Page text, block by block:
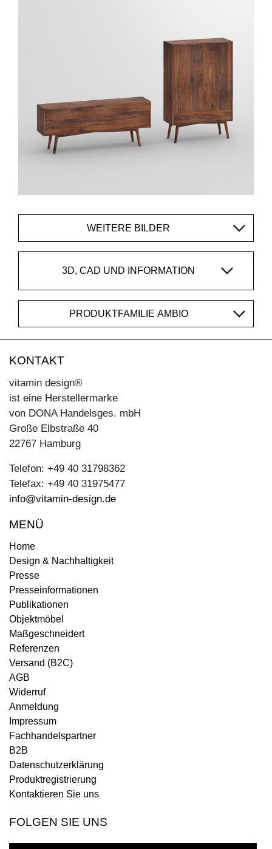
WEITERE BILDER
3D, CAD UND INFORMATION
PRODUKTFAMILIE AMBIO
KONTAKT
vitamin design®
ist eine Herstellermarke
von DONA Handelsges. mbH
Große Elbstraße 40
22767 Hamburg
Telefon: +49 40 31798362
Telefax: +49 40 31975477
info@vitamin-design.de
MENÜ
Home
Design & Nachhaltigkeit
Presse
Presseinformationen
Publikationen
Objektmöbel
Maßgeschneidert
Referenzen
Versand (B2C)
AGB
Widerruf
Anmeldung
Impressum
Fachhandelspartner
B2B
Datenschutzerklärung
Produktregistrierung
Kontaktieren Sie uns
FOLGEN SIE UNS